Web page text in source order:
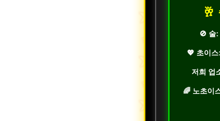
🥂
🚫 술
💖 초이
저희 업
🌈 노초이